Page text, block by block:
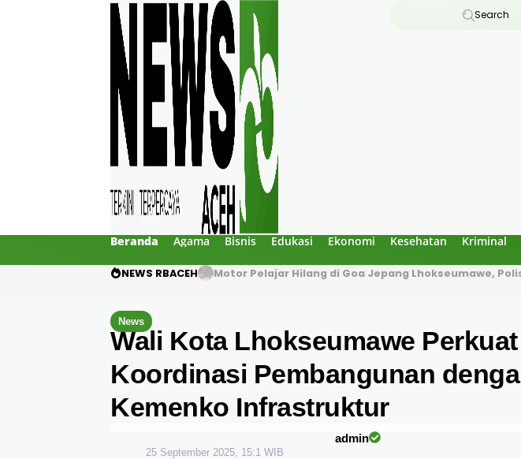
Search
Beranda Agama Bisnis Edukasi Ekonomi Kesehatan Kriminal
NEWS RBACEH Motor Pelajar Hilang di Goa Jepang Lhokseumawe,
News
Wali Kota Lhokseumawe Perkuat
Koordinasi Pembangunan
Kemenko Infrastruktur
admin
25 September 2025, 15:1 WIB